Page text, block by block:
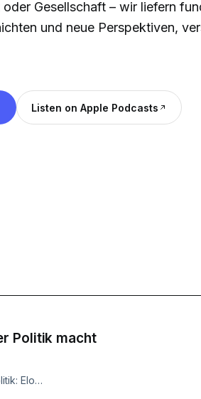
Gesellschaft – wir liefern
und neue Perspektiven,
den Punkt gebracht. Das ist
Jeden zweiten Samstag gibt
- unsere Korrespondenten
Listen on Apple Podcasts
Politik macht
Elon